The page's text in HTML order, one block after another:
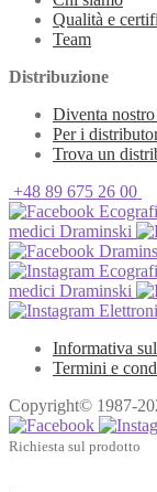
Qualità e
Team
Distribuzione
Diventa
Per i
Trova un
+48 89 675 26 00
medici Draminski
medici Draminski
Informativa
Termini e
Copyright© 1987-
Richiesta sul prodotto